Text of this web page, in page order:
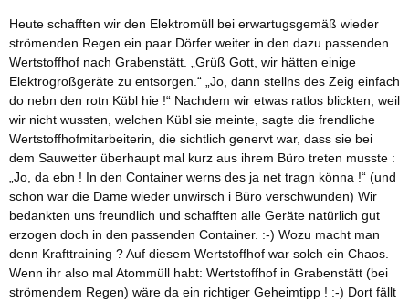
Heute schafften wir den Elektromüll bei erwartugsgemäß wieder
strömenden Regen ein paar Dörfer weiter in den dazu passenden
Wertstoffhof nach Grabenstätt. „Grüß Gott, wir hätten einige
Elektrogroßgeräte zu entsorgen.“ „Jo, dann stellns des Zeig einfach
do nebn den rotn Kübl hie !“ Nachdem wir etwas ratlos blickten, weil
wir nicht wussten, welchen Kübl sie meinte, sagte die frendliche
Wertstoffhofmitarbeiterin, die sichtlich genervt war, dass sie bei
dem Sauwetter überhaupt mal kurz aus ihrem Büro treten musste :
„Jo, da ebn ! In den Container werns des ja net tragn könna !“ (und
schon war die Dame wieder unwirsch i Büro verschwunden) Wir
bedankten uns freundlich und schafften alle Geräte natürlich gut
erzogen doch in den passenden Container. :-) Wozu macht man
denn Krafttraining ? Auf diesem Wertstoffhof war solch ein Chaos.
Wenn ihr also mal Atommüll habt: Wertstoffhof in Grabenstätt (bei
strömendem Regen) wäre da ein richtiger Geheimtipp ! :-) Dort fällt